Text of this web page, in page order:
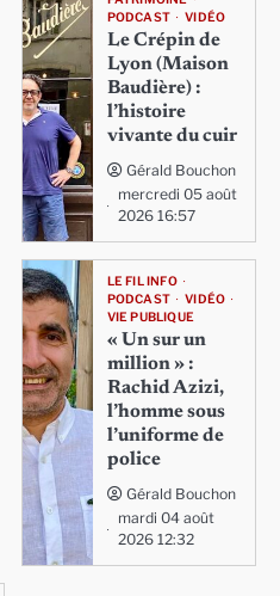
PODCAST
VIDÉO
Le Crépin de
Lyon (Maison
Baudière) :
l’histoire
vivante du cuir
Gérald Bouchon
mercredi 05 août
2026 16:57
LE FIL INFO
PODCAST
VIDÉO
VIE PUBLIQUE
« Un sur un
million » :
Rachid Azizi,
l’homme sous
l’uniforme de
police
Gérald Bouchon
mardi 04 août
2026 12:32